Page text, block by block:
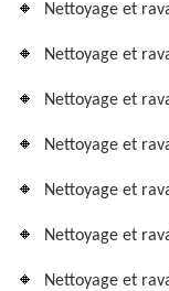
Nettoyage et
Nettoyage et
Nettoyage et
Nettoyage et
Nettoyage et
Nettoyage et
Nettoyage et